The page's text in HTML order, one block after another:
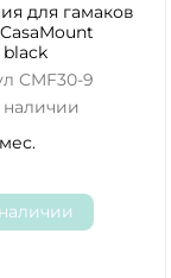
для гамаков
black
CMF30-9